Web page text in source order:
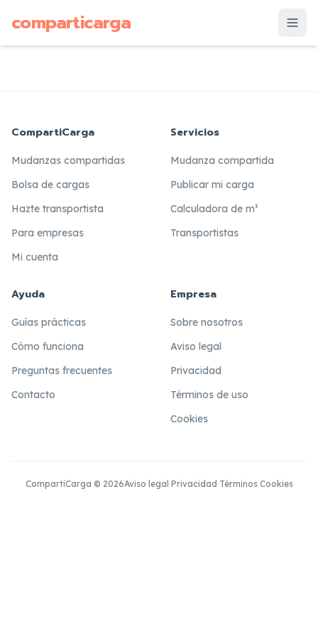
comparticarga
CompartiCarga
Mudanzas compartidas
Bolsa de cargas
Hazte transportista
Para empresas
Mi cuenta
Servicios
Mudanza compartida
Publicar mi carga
Calculadora de m³
Transportistas
Ayuda
Guías prácticas
Cómo funciona
Preguntas frecuentes
Contacto
Empresa
Sobre nosotros
Aviso legal
Privacidad
Términos de uso
Cookies
CompartiCarga © 2026Aviso legal ·Privacidad ·Términos·Cookies